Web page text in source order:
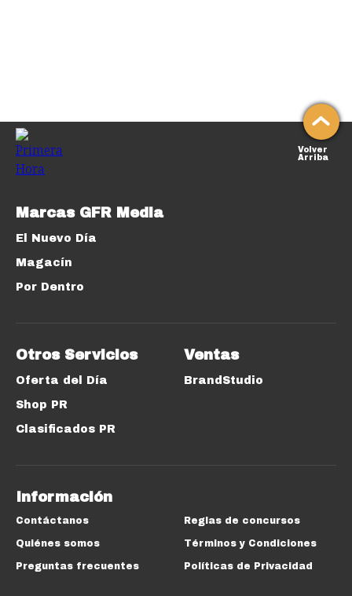
Volver
Arriba
Marcas GFR Media
El Nuevo Día
Magacín
Por Dentro
Otros Servicios
Oferta del Día
Shop PR
Clasificados PR
Ventas
BrandStudio
Información
Contáctanos
Quiénes somos
Preguntas frecuentes
Reglas de concursos
Términos y Condiciones
Políticas de Privacidad